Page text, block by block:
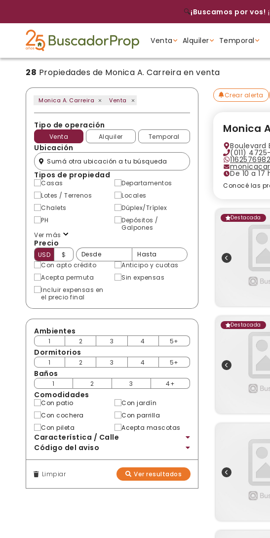
🔍¡Buscamos por vos!
Venta
Tipo de propiedad
Alquiler
Tipo de propiedad
Temporal
Tipo de propiedad
28 Propiedades de Monica A. Carreira en venta
Monica A. Carreira Venta
Tipo de operación
Venta Alquiler Temporal
Ubicación
Tipos de propiedad
Casas
Departamentos
Lotes / Terrenos
Locales
Chalets
Dúplex/Tríplex
PH
Depósitos /
Galpones
Ver más
Precio
USD
$
Con apto crédito
Anticipo y cuotas
Acepta permuta
Sin expensas
Incluir expensas en
el precio final
Ambientes
1 2 3 4 5+
Dormitorios
1 2 3 4 5+
Baños
1 2 3 4+
Comodidades
Con patio
Con jardín
Con cochera
Con parrilla
Con pileta
Acepta mascotas
Característica / Calle
Código del aviso
Limpiar Ver resultados
Crear alerta
Monica
Boulevard
(011)
1162576982
De 10 a 17
Conocé las
Destacada
Destacada